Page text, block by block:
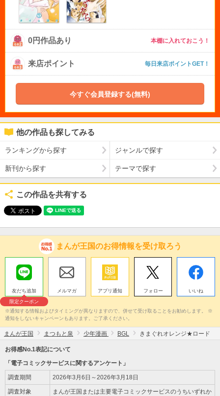
0円作品あり 本棚に入れておこう！
来店ポイント 毎日来店ポイントGET！
今すぐ会員登録する(無料)
他の作品も探してみる
ランキングから探す ジャンルで探す
新刊から探す テーマで探す
この作品を共有する
まんが王国のお得情報を受け取ろう
友だち追加
限定クーポン
メルマガ アプリ通知 フォロー いいね
※通知する情報およびタイミングが異なりますので、併せて受け取ることをお勧めします。 ※
通知をしないキャンペーンもあります。ご了承ください。
まんが王国 まつもと泉 少年漫画 BGL きまぐれオレンジ★ロード
お得感No.1表記について
「電子コミックサービスに関するアンケート」
調査期間 2026年3月6日～2026年3月18日
調査対象 まんが王国または主要電子コミックサービスのうちいずれか